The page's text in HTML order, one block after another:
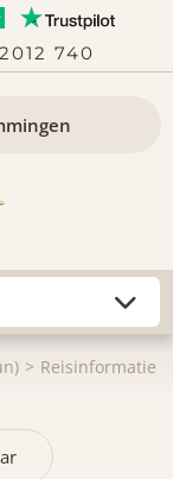
740
Reisinformatie